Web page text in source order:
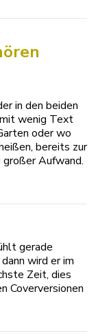
in den beiden
wenig Text
oder wo
bereits zur
großer Aufwand.
gerade
wird er im
Zeit, dies
Coverversionen